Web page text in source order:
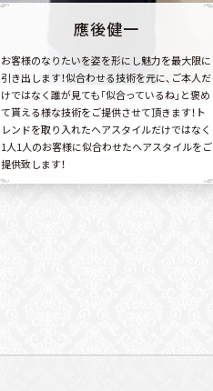
應後健一
お客様のなりたいを姿を形にし魅力を最大限に
引き出します！似合わせる技術を元に、ご本人だ
けではなく誰が見ても「似合っているね」と褒め
て貰える様な技術をご提供させて頂きます！ト
レンドを取り入れたヘアスタイルだけではなく
1人1人のお客様に似合わせたヘアスタイルをご
提供致します！